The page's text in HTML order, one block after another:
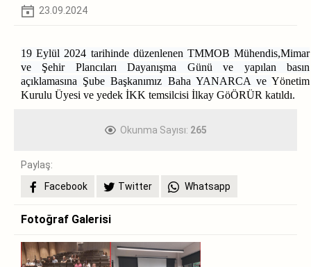
23.09.2024
19 Eylül 2024 tarihinde düzenlenen TMMOB Mühendis,Mimar
ve Şehir Plancıları Dayanışma Günü ve yapılan basın
açıklamasına Şube Başkanımız Baha YANARCA veYönetim
Kurulu Üyesi ve yedek İKK temsilcisi İlkay GöÖRÜR katıldı.
Okunma Sayısı: 265
Paylaş:
Facebook
Twitter Whatsapp
Fotoğraf Galerisi